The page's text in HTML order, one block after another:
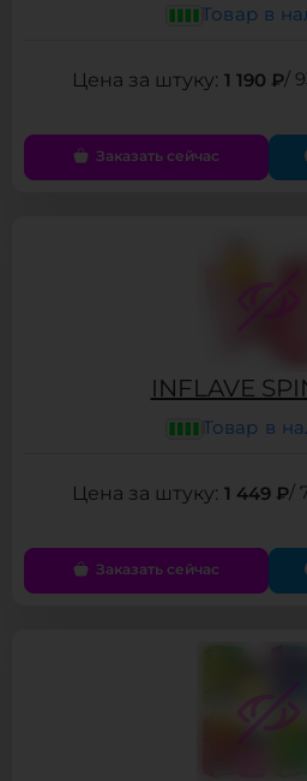
Товар в
1 190 ₽/
Заказать сейчас
INFLAVE
Товар в
1 449 ₽/
Заказать сейчас